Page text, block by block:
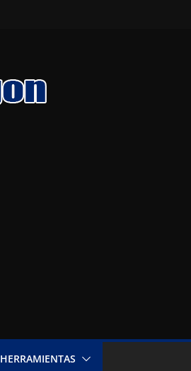
HERRAMIENTAS